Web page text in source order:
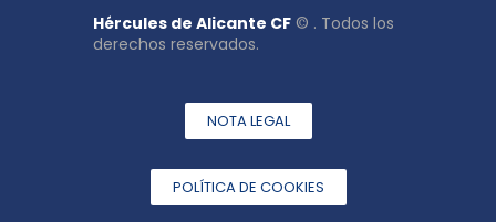
Hércules de Alicante CF © . Todos los
derechos reservados.
NOTA LEGAL
POLÍTICA DE COOKIES